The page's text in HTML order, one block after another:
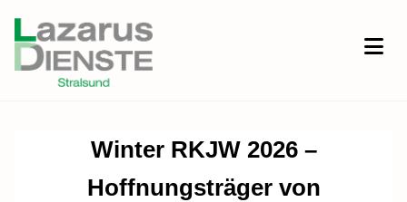
Winter RKJW 2026 –
Hoffnungsträger von